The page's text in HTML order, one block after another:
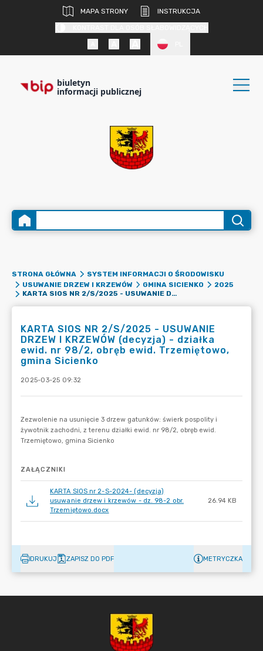
MAPA STRONY
INSTRUKCJA
biuletyn
informacji publicznej
STRONA GŁÓWNA
SYSTEM INFORMACJI O ŚRODOWISKU
USUWANIE DRZEW I KRZEWÓW
GMINA SICIENKO
2025
KARTA SIOS NR 2/S/2025 - USUWANIE DRZEW I KRZEWÓW (DECYZJA) - DZIAŁKA EWID. NR 98/2, OBRĘB EWID. TRZEMIĘTOWO, GMINA SICIENKO
KARTA SIOS NR 2/S/2025 - USUWANIE
DRZEW I KRZEWÓW (decyzja) - działka
ewid. nr 98/2, obręb ewid. Trzemiętowo,
gmina Sicienko
2025-03-25 09:32
ZAŁĄCZNIKI
KARTA SIOS nr 2-S-2024- (decyzja)
usuwanie drzew i krzewów - dz. 98-2 obr.
Trzemiętowo.docx
26.94 KB
DRUKUJ ZAPISZ DO PDF METRYCZKA